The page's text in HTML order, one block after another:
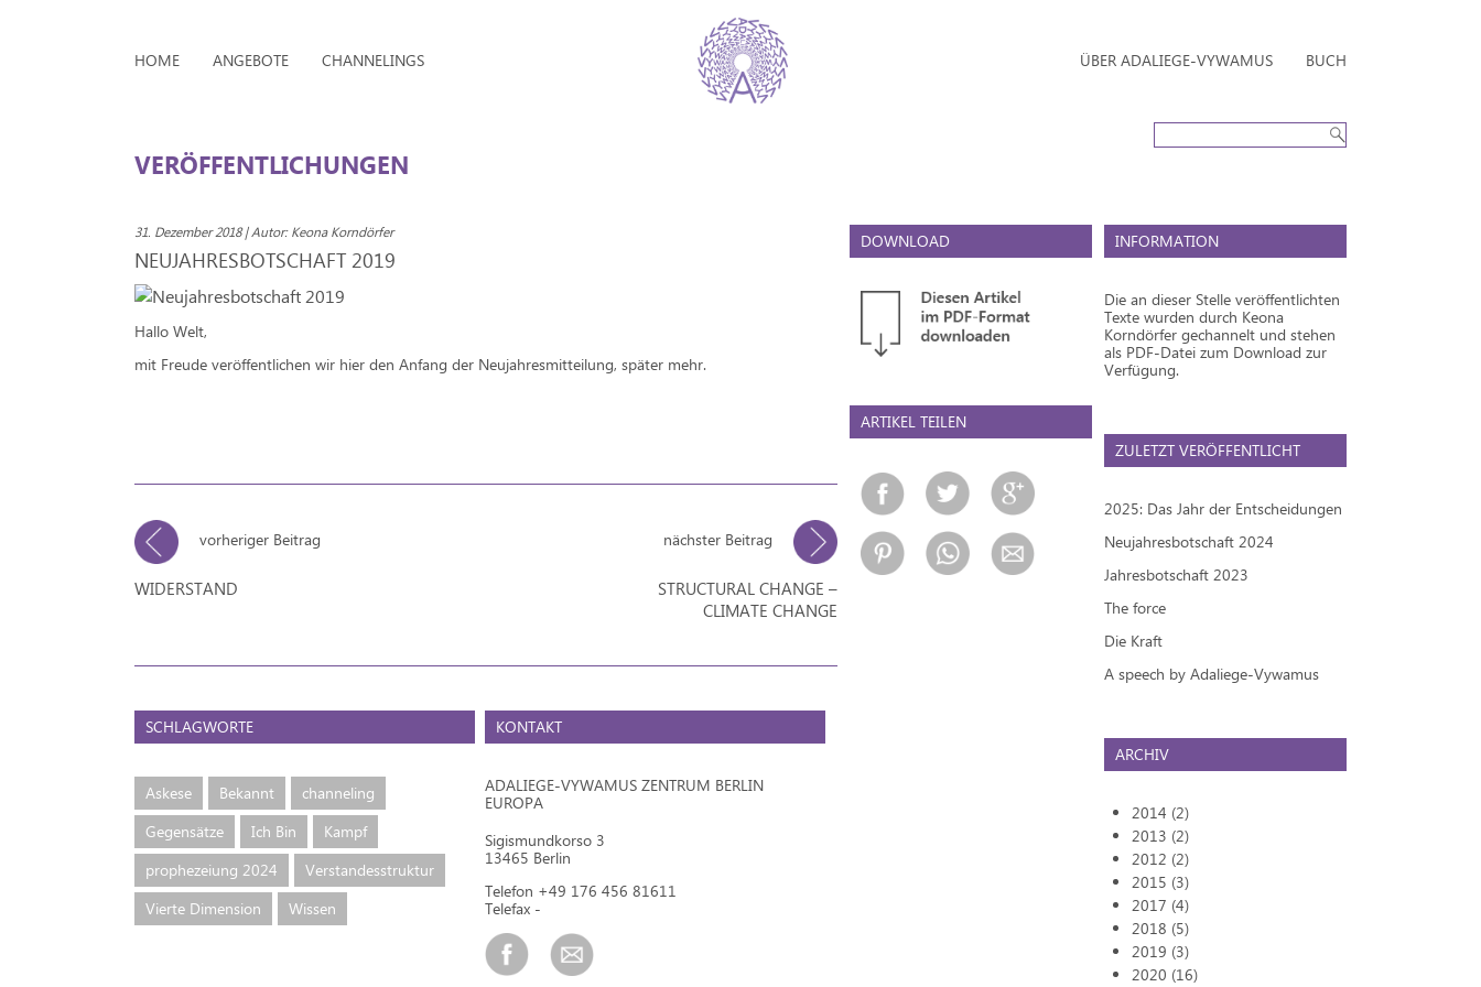
HOME ANGEBOTE CHANNELINGS ÜBER ADALIEGE-VYWAMUS BUCH
VERÖFFENTLICHUNGEN
31. Dezember 2018 | Autor: Keona Korndörfer
NEUJAHRESBOTSCHAFT 2019
Hallo Welt,
mit Freude veröffentlichen wir hier den Anfang der Neujahresmitteilung, später mehr.
vorheriger Beitrag
WIDERSTAND
nächster Beitrag
STRUCTURAL CHANGE –
CLIMATE CHANGE
SCHLAGWORTE
Askese Bekannt
channeling
Gegensätze
Ich Bin
Kampf
prophezeiung 2024
Verstandesstruktur
Vierte Dimension
Wissen
KONTAKT
ADALIEGE-VYWAMUS ZENTRUM BERLIN
EUROPA
Sigismundkorso 3
13465 Berlin
Telefon +49 176 456 81611
Telefax -
DOWNLOAD
ARTIKEL TEILEN
INFORMATION
Die an dieser Stelle veröffentlichten
Texte wurden durch Keona
Korndörfer gechannelt und stehen
als PDF-Datei zum Download zur
Verfügung.
ZULETZT VERÖFFENTLICHT
2025: Das Jahr der Entscheidungen
Neujahresbotschaft 2024
Jahresbotschaft 2023
The force
Die Kraft
A speech by Adaliege-Vywamus
ARCHIV
2014 (2)
2013 (2)
2012 (2)
2015 (3)
2017 (4)
2018 (5)
2019 (3)
2020 (16)